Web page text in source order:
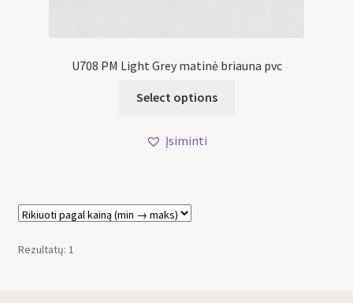
U708 PM Light Grey matinė briauna pvc
Select options
Įsiminti
Rezultatų: 1